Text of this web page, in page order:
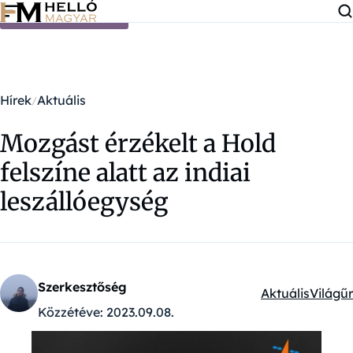
Ugrás a tartalomra
Hírek Aktuális
Mozgást érzékelt a Hold
felszíne alatt az indiai
leszállóegység
Szerkesztőség
Közzétéve: 2023.09.08.
Kategóriák:
AktuálisVilágűr